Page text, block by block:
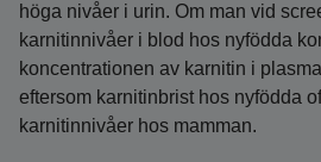
höga nivåer i urin. Om man vid
karnitinnivåer i blod hos nyfödda
koncentrationen av karnitin i
eftersom karnitinbrist hos nyfödda
karnitinnivåer hos mamman.